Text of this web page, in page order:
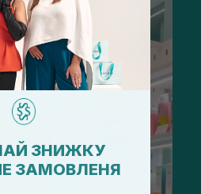
ЗНИЖКУ
ЗАМОВЛЕНЯ